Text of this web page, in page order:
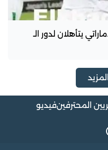
يتأهلان لدور الـ
المحترفينفيديو